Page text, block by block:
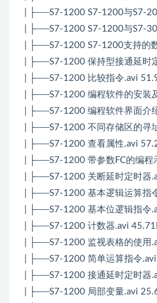
| ├──S7-1200 S7-1200与S7-
| ├──S7-1200 S7-1200与S7-
| ├──S7-1200 S7-1200支持的
| ├──S7-1200 保持型接通延时
| ├──S7-1200 比较指令.avi
| ├──S7-1200 编程软件的安装
| ├──S7-1200 编程软件界面介
| ├──S7-1200 不同存储区的寻
| ├──S7-1200 查看属性.avi
| ├──S7-1200 带参数FC的编程
| ├──S7-1200 关断延时定时器
| ├──S7-1200 基本逻辑运算指
| ├──S7-1200 基本位逻辑指令
| ├──S7-1200 计数器.avi
| ├──S7-1200 监视表格的使用
| ├──S7-1200 简单运算指令
| ├──S7-1200 接通延时定时器
| ├──S7-1200 局部变量.avi